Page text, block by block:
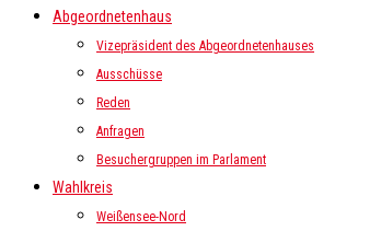
Abgeordnetenhaus
Vizepräsident des Abgeordnetenhauses
Ausschüsse
Reden
Anfragen
Besuchergruppen im Parlament
Wahlkreis
Weißensee-Nord